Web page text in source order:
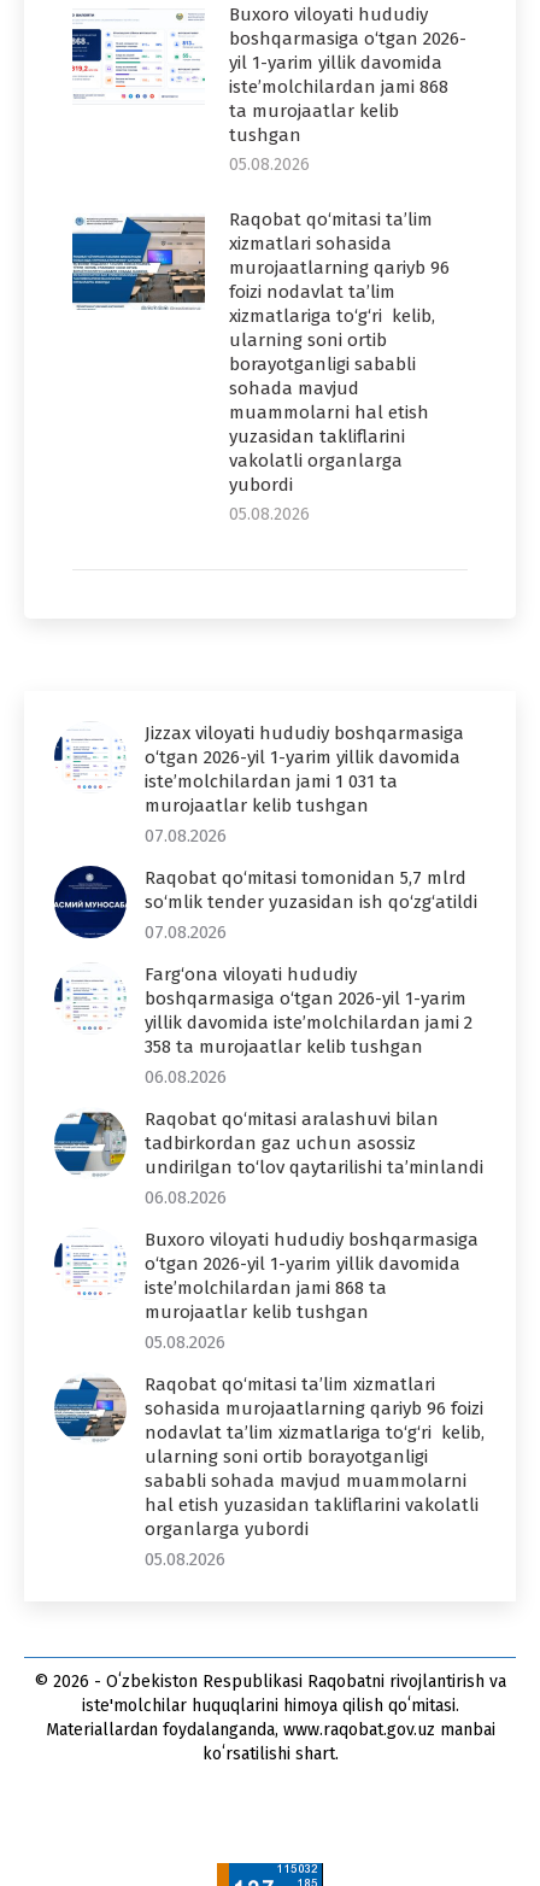
Buxoro viloyati hududiy
boshqarmasiga o‘tgan 2026-
yil 1-yarim yillik davomida
iste’molchilardan jami 868
ta murojaatlar kelib
tushgan
05.08.2026
Raqobat qo‘mitasi ta’lim
xizmatlari sohasida
murojaatlarning qariyb 96
foizi nodavlat ta’lim
xizmatlariga to‘g‘ri kelib,
ularning soni ortib
borayotganligi sababli
sohada mavjud
muammolarni hal etish
yuzasidan takliflarini
vakolatli organlarga
yubordi
05.08.2026
Jizzax viloyati hududiy boshqarmasiga
o‘tgan 2026-yil 1-yarim yillik davomida
iste’molchilardan jami 1 031 ta
murojaatlar kelib tushgan
07.08.2026
Raqobat qo‘mitasi tomonidan 5,7 mlrd
so‘mlik tender yuzasidan ish qo‘zg‘atildi
07.08.2026
Farg‘ona viloyati hududiy
boshqarmasiga o‘tgan 2026-yil 1-yarim
yillik davomida iste’molchilardan jami 2
358 ta murojaatlar kelib tushgan
06.08.2026
Raqobat qo‘mitasi aralashuvi bilan
tadbirkordan gaz uchun asossiz
undirilgan to‘lov qaytarilishi ta’minlandi
06.08.2026
Buxoro viloyati hududiy boshqarmasiga
o‘tgan 2026-yil 1-yarim yillik davomida
iste’molchilardan jami 868 ta
murojaatlar kelib tushgan
05.08.2026
Raqobat qo‘mitasi ta’lim xizmatlari
sohasida murojaatlarning qariyb 96 foizi
nodavlat ta’lim xizmatlariga to‘g‘ri kelib,
ularning soni ortib borayotganligi
sababli sohada mavjud muammolarni
hal etish yuzasidan takliflarini vakolatli
organlarga yubordi
05.08.2026
© 2026 - Oʻzbekiston Respublikasi Raqobatni rivojlantirish va
iste'molchilar huquqlarini himoya qilish qoʻmitasi.
Materiallardan foydalanganda, www.raqobat.gov.uz manbai
koʻrsatilishi shart.